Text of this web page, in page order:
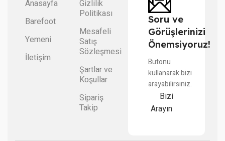
Anasayfa
Barefoot
Yemeni
İletişim
Gizlilik
Politikası
Mesafeli
Satış
Sözleşmesi
Şartlar ve
Koşullar
Sipariş
Takip
Soru ve
Görüşlerinizi
Önemsiyoruz!
Butonu
kullanarak bizi
arayabilirsiniz.
Bizi
Arayın